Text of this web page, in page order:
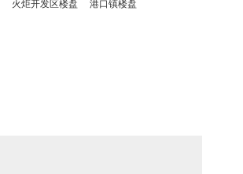
火炬开发区楼盘 港口镇楼盘